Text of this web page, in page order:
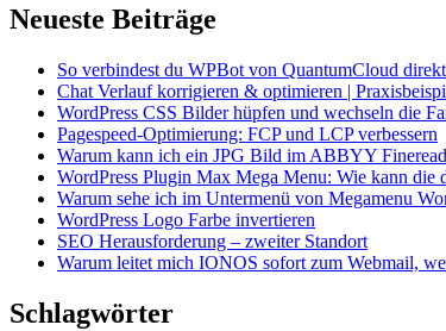
Neueste Beiträge
So verbindest du WPBot von QuantumCloud
Chat Verlauf korrigieren & optimieren |
WordPress CSS Bilder hüpfen und wechseln die
Pagespeed-Optimierung: FCP und LCP verbessern
Warum kann ich ein JPG Bild im ABBYY
WordPress Plugin Max Mega Menu: Wie kann die
Warum sehe ich im Untermenü von Megamenu
WordPress Logo Farbe invertieren
SEO Herausforderung – zweiter Standort
Warum leitet mich IONOS sofort zum Webmail,
Schlagwörter